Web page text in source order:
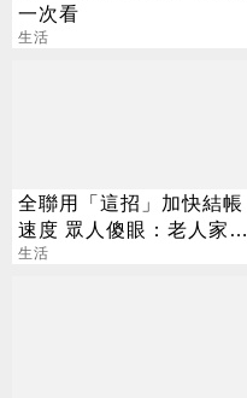
一次看
生活
全聯用「這招」加快結帳
速度 眾人傻眼：老人家怎
麼辦？
生活